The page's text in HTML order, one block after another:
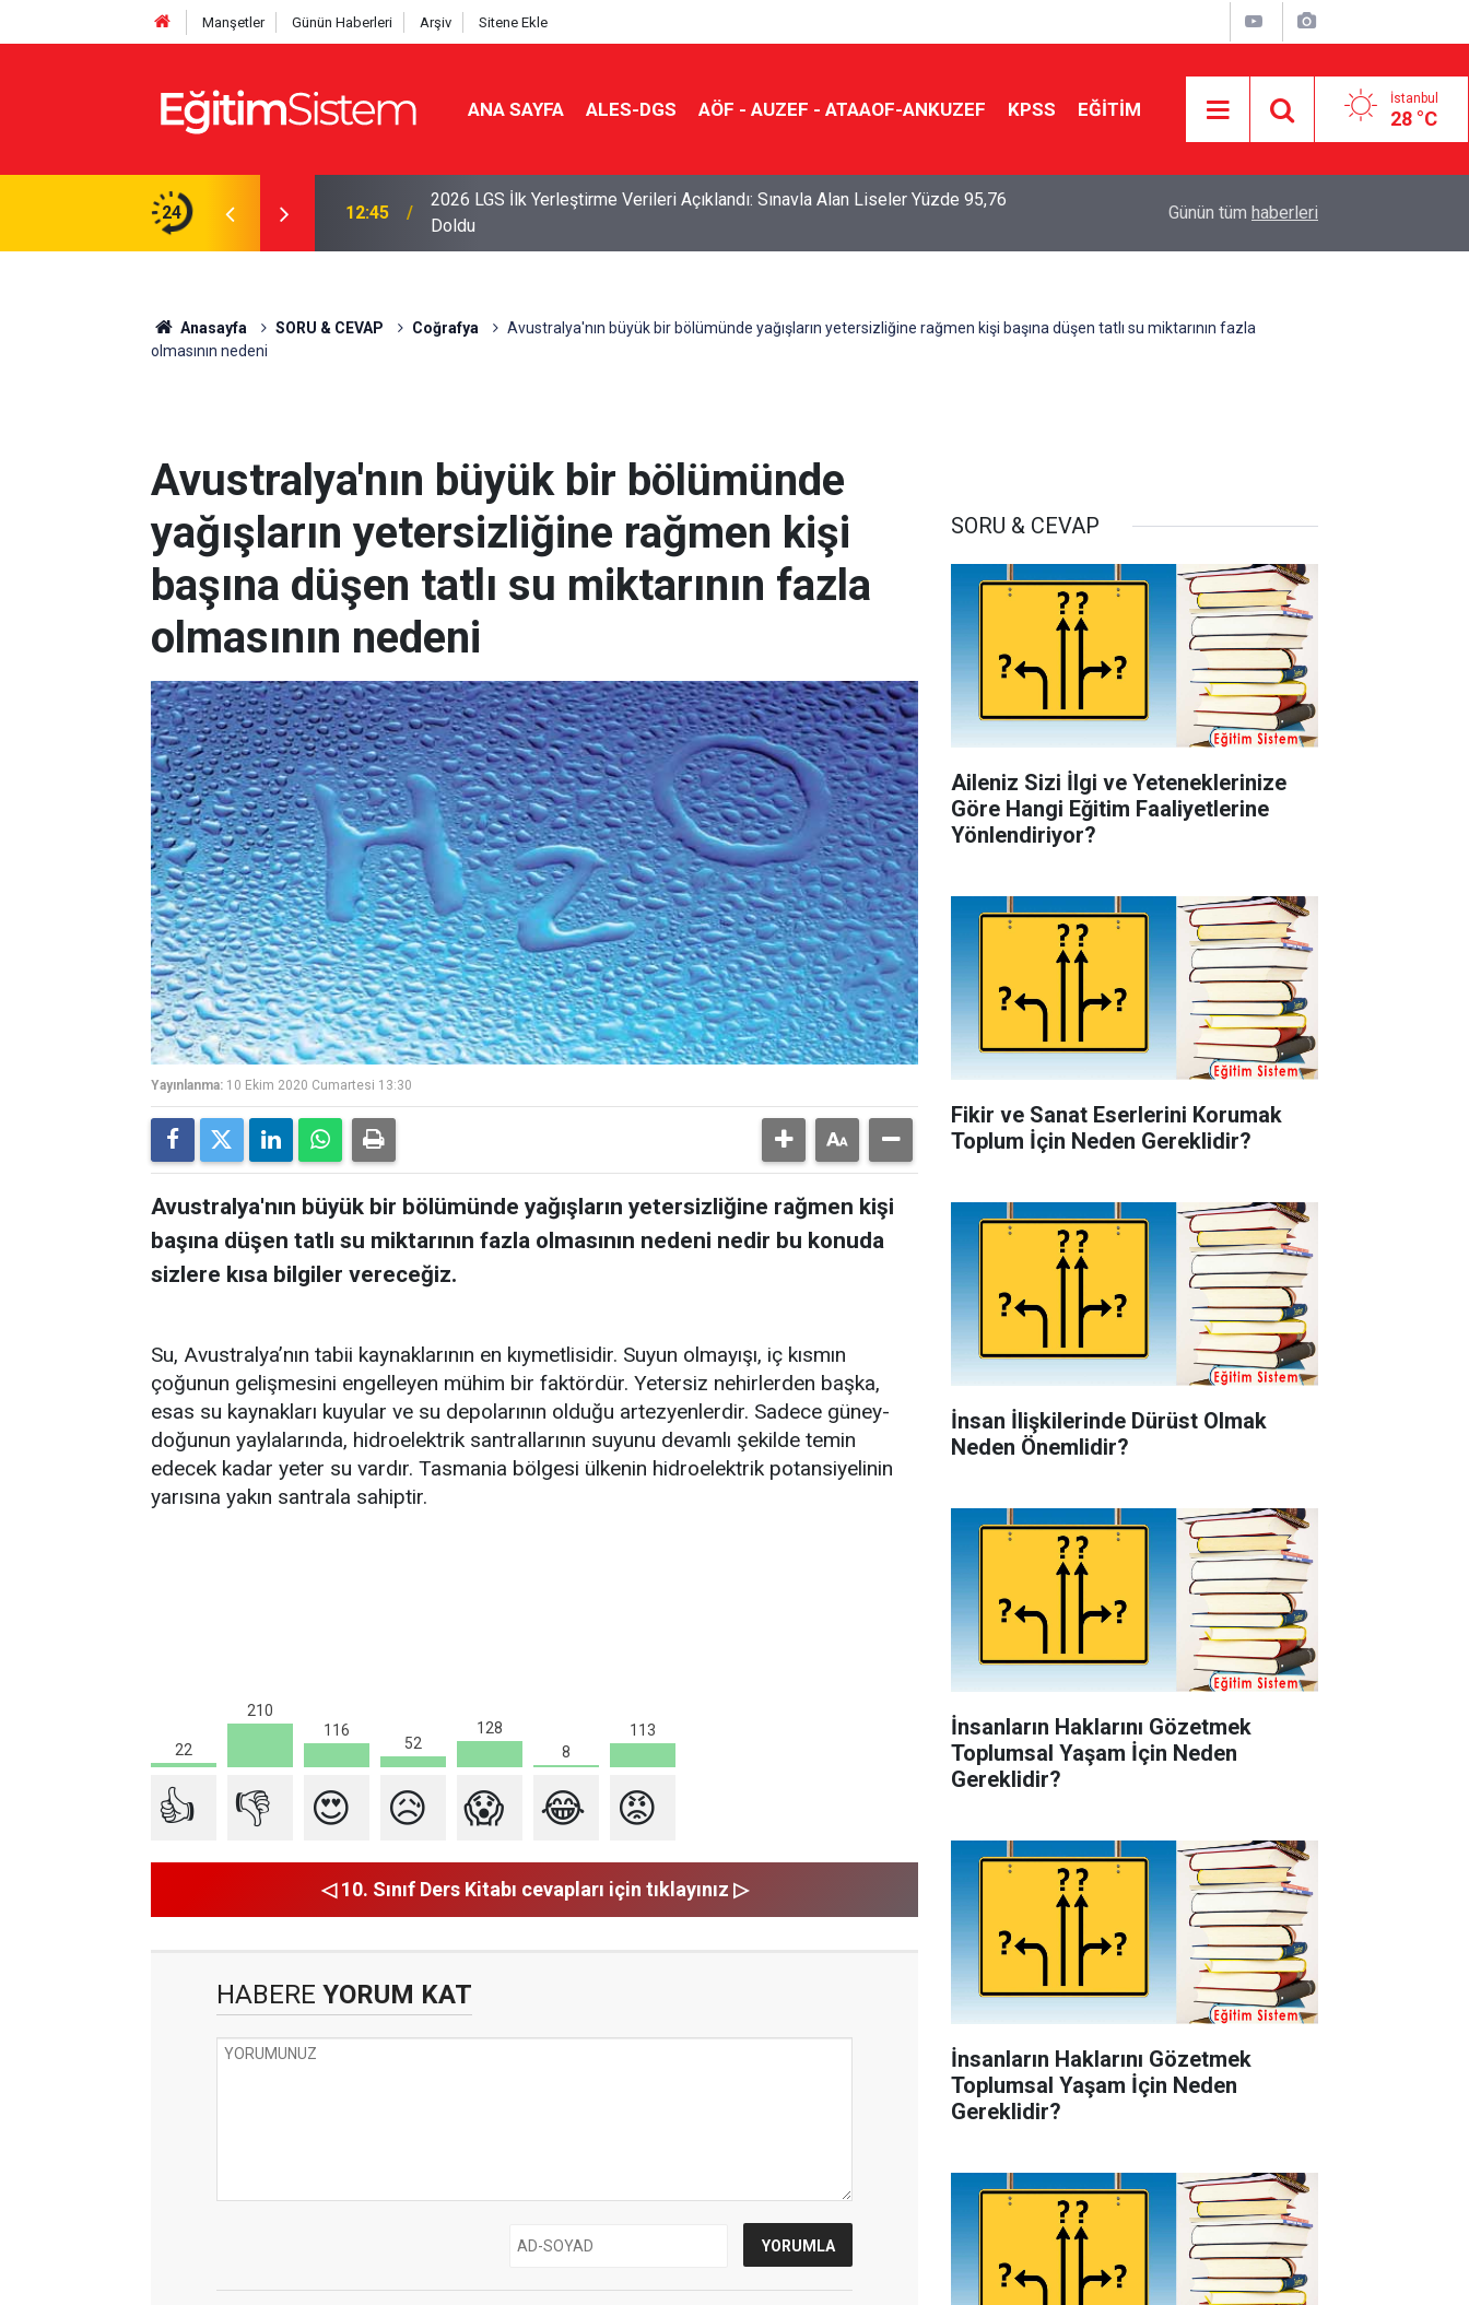
Manşetler Günün Haberleri Arşiv Sitene Ekle
ANA SAYFA ALES-DGS AÖF - AUZEF - ATAAOF-ANKUZEF KPSS EĞİTİM İstanbul
28 °C
24
Belli Oldu: İki Program 500 Puanla
12:45
2026 LGS İlk Yerleştirme Verileri Açıklandı: Sınavla Alan Liseler Yüzde 95,76
Doldu
Tercihine Yerleşti
Günün tüm haberleri
Anasayfa SORU & CEVAP Coğrafya
Avustralya'nın büyük bir bölümünde yağışların yetersizliğine rağmen kişi başına düşen tatlı su miktarının fazla
olmasının nedeni
Avustralya'nın büyük bir bölümünde
yağışların yetersizliğine rağmen kişi
başına düşen tatlı su miktarının fazla
olmasının nedeni
Yayınlanma: 10 Ekim 2020 Cumartesi 13:30
Avustralya'nın büyük bir bölümünde yağışların yetersizliğine rağmen kişi
başına düşen tatlı su miktarının fazla olmasının nedeni nedir bu konuda
sizlere kısa bilgiler vereceğiz.
Su, Avustralya’nın tabii kaynaklarının en kıymetlisidir. Suyun olmayışı, iç kısmın
çoğunun gelişmesini engelleyen mühim bir faktördür. Yetersiz nehirlerden başka,
esas su kaynakları kuyular ve su depolarının olduğu artezyenlerdir. Sadece güney-
doğunun yaylalarında, hidroelektrik santrallarının suyunu devamlı şekilde temin
edecek kadar yeter su vardır. Tasmania bölgesi ülkenin hidroelektrik potansiyelinin
yarısına yakın santrala sahiptir.
22
210
116
52
128
8
113
👍 👎 😍 😥 😱 😂 😡
◁ 10. Sınıf Ders Kitabı cevapları için tıklayınız ▷
HABERE YORUM KAT
SORU & CEVAP
Aileniz Sizi İlgi ve Yeteneklerinize
Göre Hangi Eğitim Faaliyetlerine
Yönlendiriyor?
Fikir ve Sanat Eserlerini Korumak
Toplum İçin Neden Gereklidir?
İnsan İlişkilerinde Dürüst Olmak
Neden Önemlidir?
İnsanların Haklarını Gözetmek
Toplumsal Yaşam İçin Neden
Gereklidir?
İnsanların Haklarını Gözetmek
Toplumsal Yaşam İçin Neden
Gereklidir?